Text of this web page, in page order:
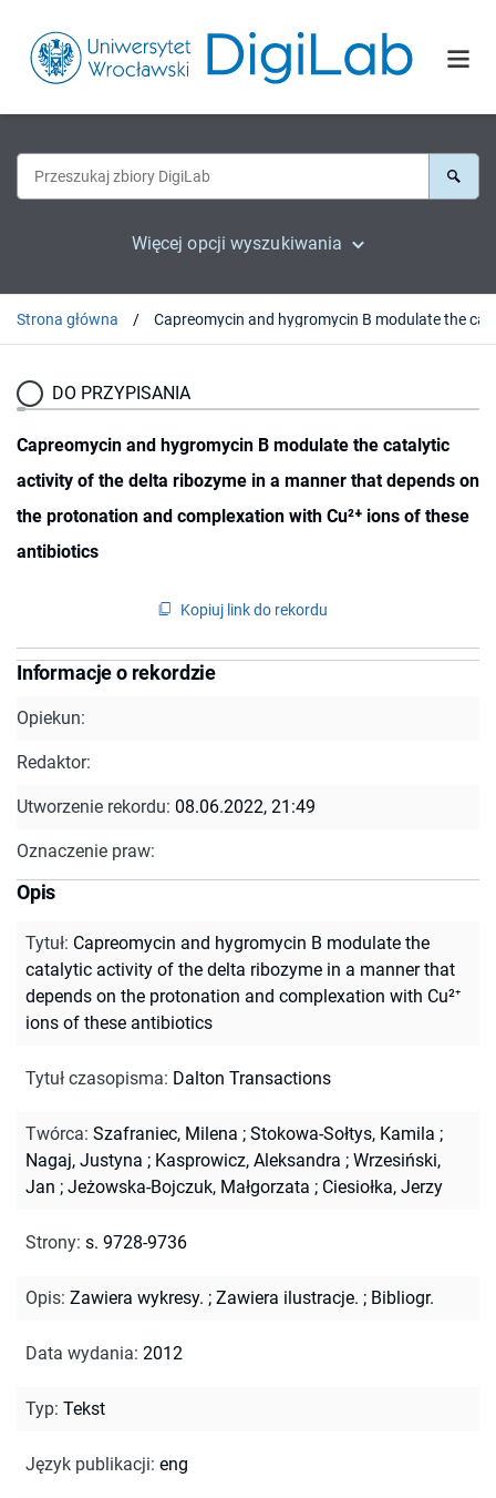
Więcej opcji wyszukiwania
Strona główna
DO PRZYPISANIA
Capreomycin and hygromycin B modulate the catalytic
activity of the delta ribozyme in a manner that depends on
the protonation and complexation with Cu²⁺ ions of these
antibiotics
Kopiuj link do rekordu
Informacje o rekordzie
Opiekun:
Redaktor:
Utworzenie rekordu: 08.06.2022, 21:49
Oznaczenie praw:
Opis
Tytuł: Capreomycin and hygromycin B modulate the
catalytic activity of the delta ribozyme in a manner that
depends on the protonation and complexation with Cu²⁺
ions of these antibiotics
Tytuł czasopisma: Dalton Transactions
Twórca: Szafraniec, Milena ; Stokowa-Sołtys, Kamila ;
Nagaj, Justyna ; Kasprowicz, Aleksandra ; Wrzesiński,
Jan ; Jeżowska-Bojczuk, Małgorzata ; Ciesiołka, Jerzy
Strony: s. 9728-9736
Opis: Zawiera wykresy. ; Zawiera ilustracje. ; Bibliogr.
Data wydania: 2012
Typ: Tekst
Język publikacji: eng